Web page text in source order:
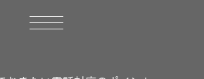
サイトポリシー